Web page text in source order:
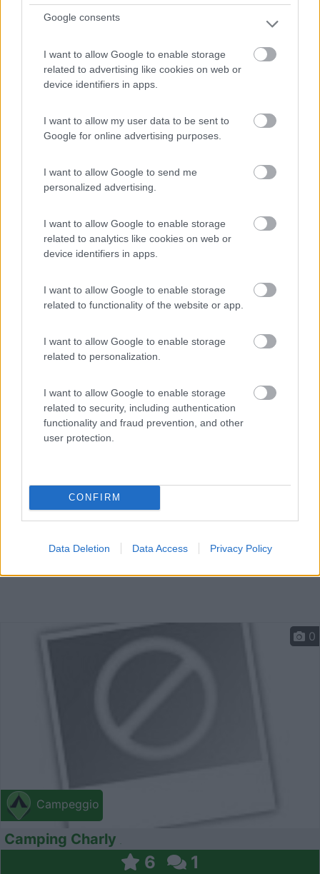
Google consents
I want to allow Google to enable storage
related to advertising like cookies on web or
device identifiers in apps.
I want to allow my user data to be sent to
Google for online advertising purposes.
I want to allow Google to send me
personalized advertising.
I want to allow Google to enable storage
related to analytics like cookies on web or
device identifiers in apps.
I want to allow Google to enable storage
related to functionality of the website or app.
I want to allow Google to enable storage
related to personalization.
I want to allow Google to enable storage
related to security, including authentication
functionality and fraud prevention, and other
user protection.
CONFIRM
Data Deletion Data Access Privacy Policy
Campeggio Villa Doria
8,6
Campeggio con ampie piazzole su prato/ghiaia per
Genova (GE) - 14km
Via al Campeggio Villa Doria, 15 - Loc. Pegli
Campeggio
0
Camping Charly
6 1